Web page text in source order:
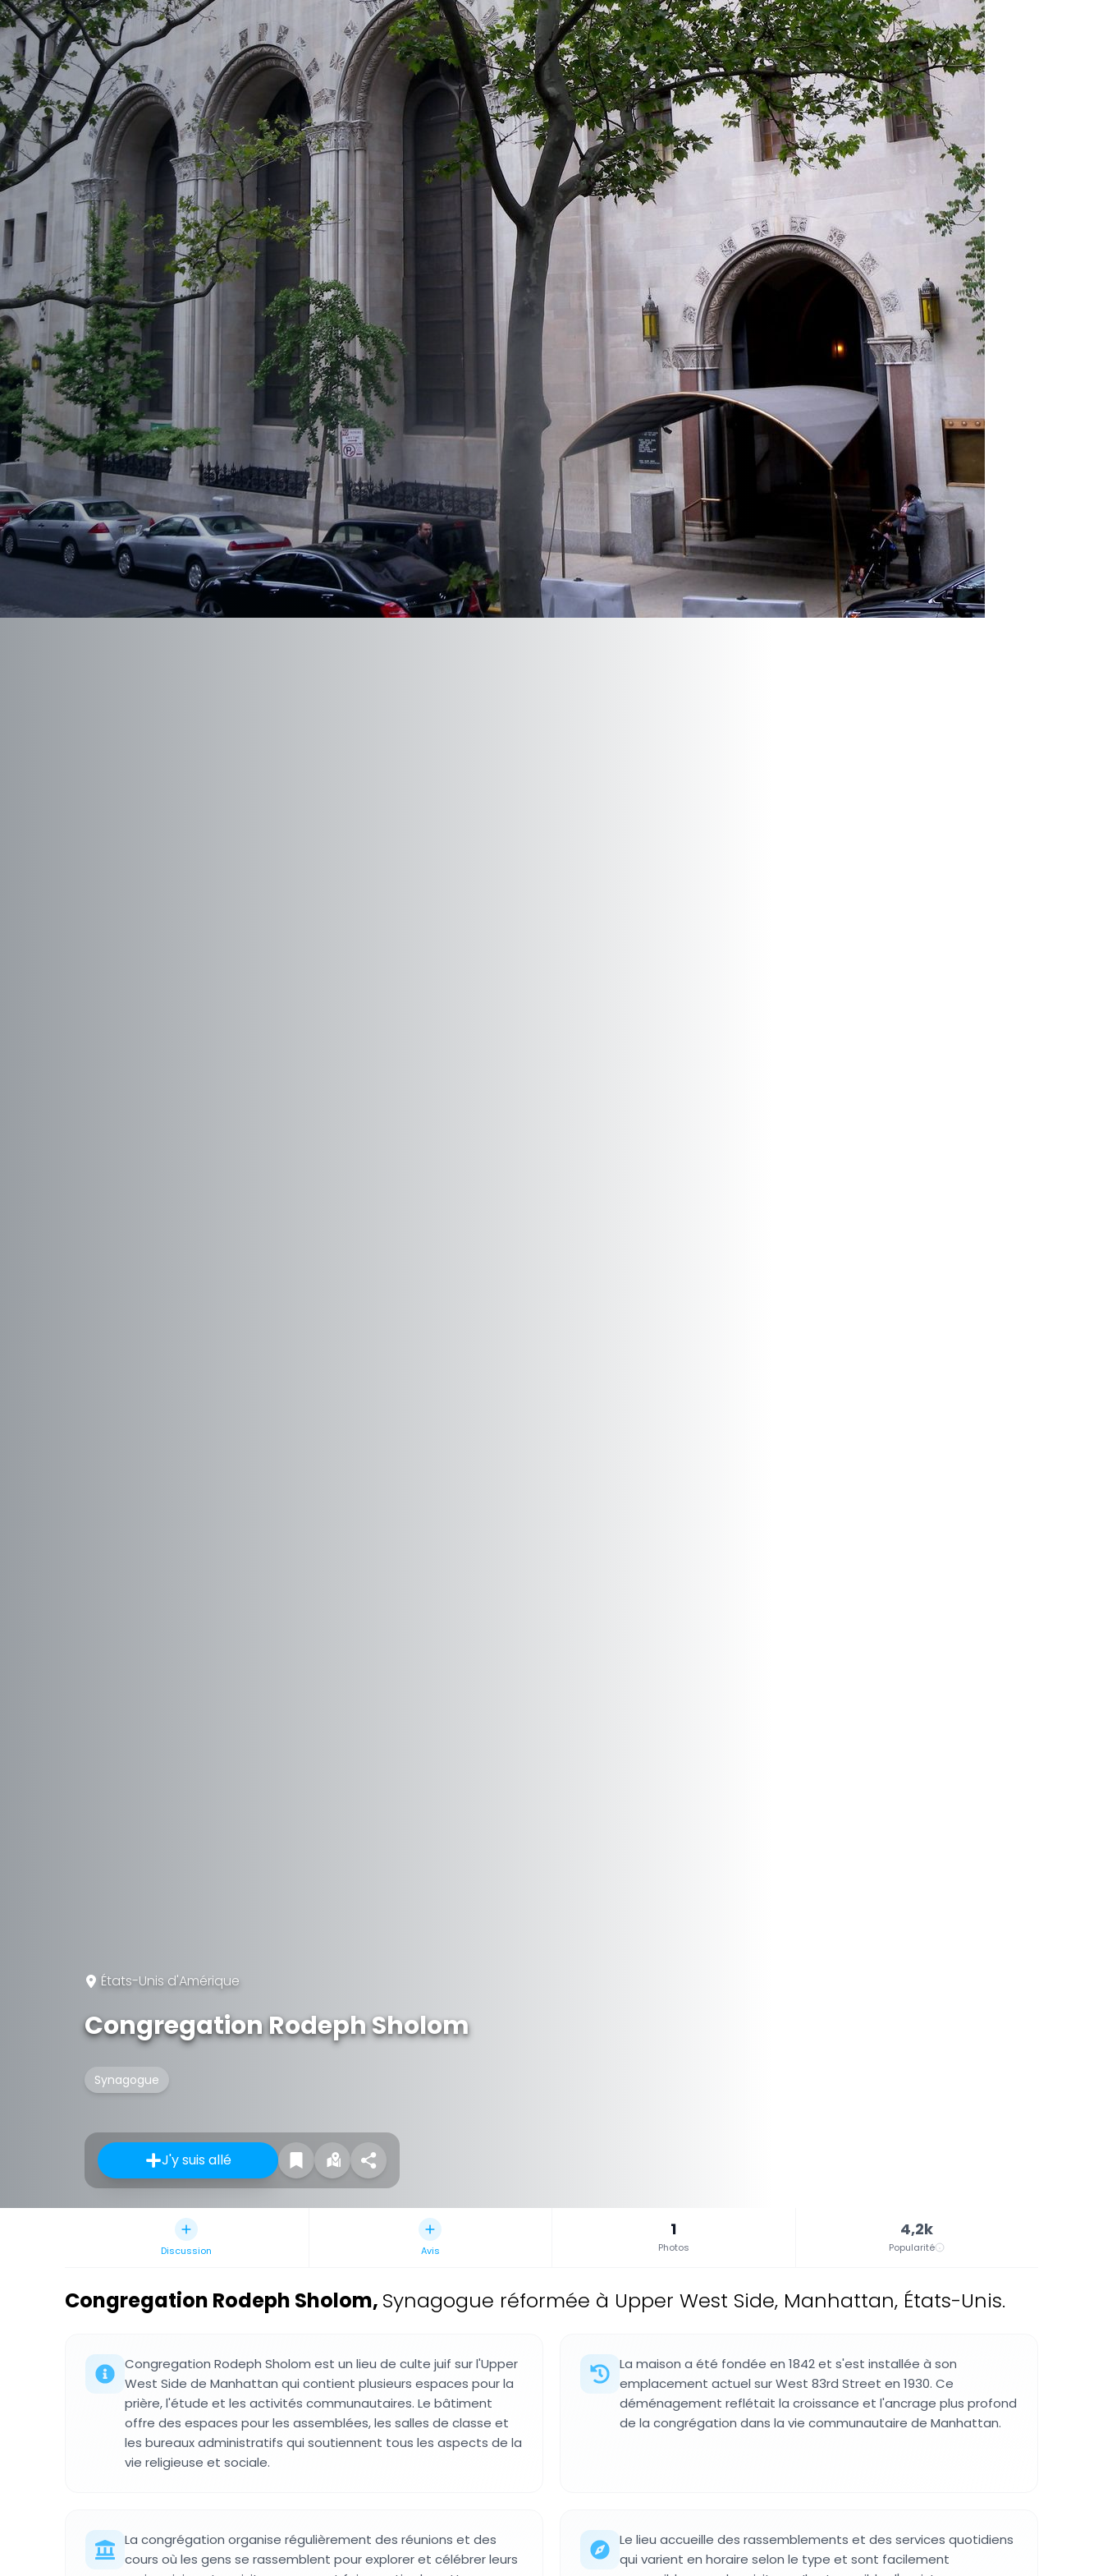
États-Unis d'Amérique
Congregation Rodeph Sholom
Synagogue
J'y suis allé
Discussion Avis
1
Photos
4,2k
Popularité
Congregation Rodeph Sholom, Synagogue réformée à Upper West Side, Manhattan, États-Unis.
Congregation Rodeph Sholom est un lieu de culte juif sur l'Upper
West Side de Manhattan qui contient plusieurs espaces pour la
prière, l'étude et les activités communautaires. Le bâtiment
offre des espaces pour les assemblées, les salles de classe et
les bureaux administratifs qui soutiennent tous les aspects de la
vie religieuse et sociale.
La maison a été fondée en 1842 et s'est installée à son
emplacement actuel sur West 83rd Street en 1930. Ce
déménagement reflétait la croissance et l'ancrage plus profond
de la congrégation dans la vie communautaire de Manhattan.
La congrégation organise régulièrement des réunions et des
cours où les gens se rassemblent pour explorer et célébrer leurs
Le lieu accueille des rassemblements et des services quotidiens
qui varient en horaire selon le type et sont facilement